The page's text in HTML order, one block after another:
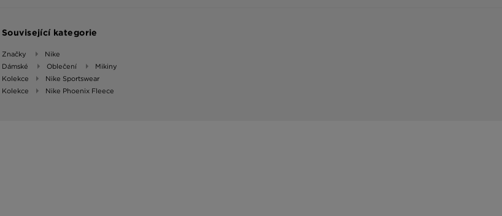
Související kategorie
Značky
Nike
Dámské
Oblečení
Mikiny
Kolekce
Nike Sportswear
Kolekce
Nike Phoenix Fleece